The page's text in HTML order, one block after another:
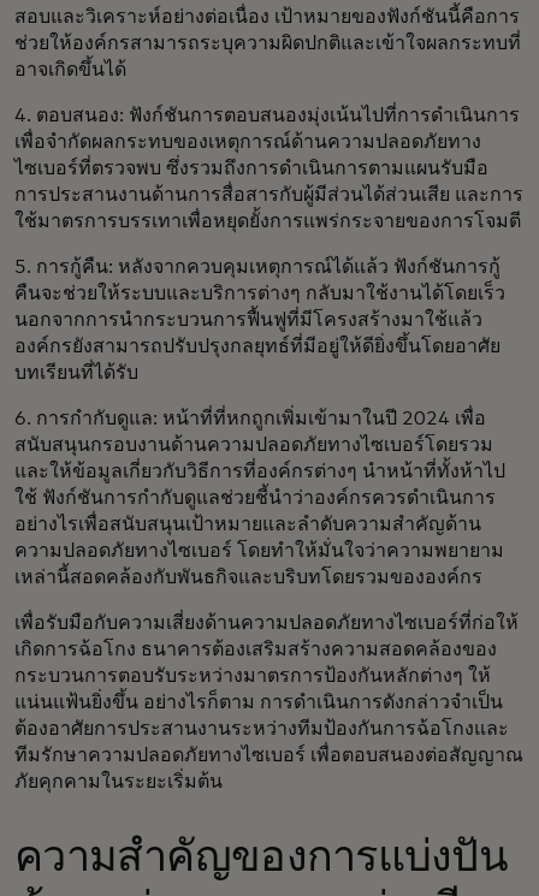
สอบและวิเคราะห์อย่างต่อเนื่อง เป้าหมายของฟังก์ชันนี้คือการ
ช่วยให้องค์กรสามารถระบุความผิดปกติและเข้าใจผลกระทบที่
อาจเกิดขึ้นได้
4. ตอบสนอง: ฟังก์ชันการตอบสนองมุ่งเน้นไปที่การดำเนินการ
เพื่อจำกัดผลกระทบของเหตุการณ์ด้านความปลอดภัยทาง
ไซเบอร์ที่ตรวจพบ ซึ่งรวมถึงการดำเนินการตามแผนรับมือ
การประสานงานด้านการสื่อสารกับผู้มีส่วนได้ส่วนเสีย และการ
ใช้มาตรการบรรเทาเพื่อหยุดยั้งการแพร่กระจายของการโจมตี
5. การกู้คืน: หลังจากควบคุมเหตุการณ์ได้แล้ว ฟังก์ชันการกู้
คืนจะช่วยให้ระบบและบริการต่างๆ กลับมาใช้งานได้โดยเร็ว
นอกจากการนำกระบวนการฟื้นฟูที่มีโครงสร้างมาใช้แล้ว
องค์กรยังสามารถปรับปรุงกลยุทธ์ที่มีอยู่ให้ดียิ่งขึ้นโดยอาศัย
บทเรียนที่ได้รับ
6. การกำกับดูแล: หน้าที่ที่หกถูกเพิ่มเข้ามาในปี 2024 เพื่อ
สนับสนุนกรอบงานด้านความปลอดภัยทางไซเบอร์โดยรวม
และให้ข้อมูลเกี่ยวกับวิธีการที่องค์กรต่างๆ นำหน้าที่ทั้งห้าไป
ใช้ ฟังก์ชันการกำกับดูแลช่วยชี้นำว่าองค์กรควรดำเนินการ
อย่างไรเพื่อสนับสนุนเป้าหมายและลำดับความสำคัญด้าน
ความปลอดภัยทางไซเบอร์ โดยทำให้มั่นใจว่าความพยายาม
เหล่านี้สอดคล้องกับพันธกิจและบริบทโดยรวมขององค์กร
เพื่อรับมือกับความเสี่ยงด้านความปลอดภัยทางไซเบอร์ที่ก่อให้
เกิดการฉ้อโกง ธนาคารต้องเสริมสร้างความสอดคล้องของ
กระบวนการตอบรับระหว่างมาตรการป้องกันหลักต่างๆ ให้
แน่นแฟ้นยิ่งขึ้น อย่างไรก็ตาม การดำเนินการดังกล่าวจำเป็น
ต้องอาศัยการประสานงานระหว่างทีมป้องกันการฉ้อโกงและ
ทีมรักษาความปลอดภัยทางไซเบอร์ เพื่อตอบสนองต่อสัญญาณ
ภัยคุกคามในระยะเริ่มต้น
ความสำคัญของการแบ่งปัน